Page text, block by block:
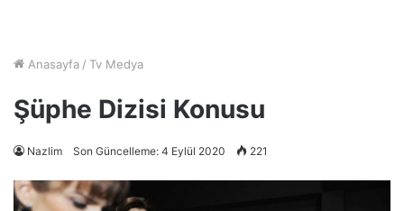
Anasayfa / Tv Medya
Şüphe Dizisi Konusu
Nazlim Son Güncelleme: 4 Eylül 2020 221